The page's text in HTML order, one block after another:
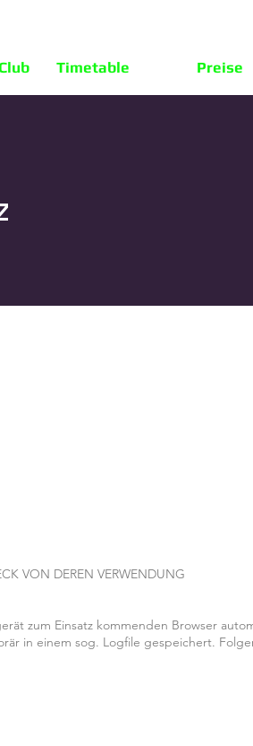
Timetable Preise
VON DEREN VERWENDUNG
zum Einsatz kommenden Browser
in einem sog. Logfile gespeichert.